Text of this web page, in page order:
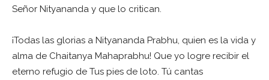
Señor Nityananda y que lo critican.
¡Todas las glorias a Nityananda Prabhu, quien es la vida y
alma de Chaitanya Mahaprabhu! Que yo logre recibir el
eterno refugio de Tus pies de loto. Tú cantas